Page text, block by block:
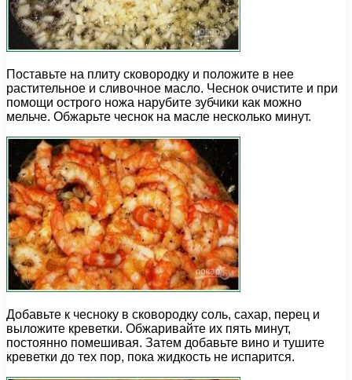
Поставьте на плиту сковородку и положите в нее
растительное и сливочное масло. Чеснок очистите и при
помощи острого ножа нарубите зубчики как можно
мельче. Обжарьте чеснок на масле несколько минут.
Добавьте к чесноку в сковородку соль, сахар, перец и
выложите креветки. Обжаривайте их пять минут,
постоянно помешивая. Затем добавьте вино и тушите
креветки до тех пор, пока жидкость не испарится.